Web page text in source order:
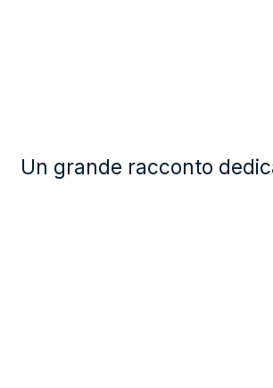
Un grande racconto